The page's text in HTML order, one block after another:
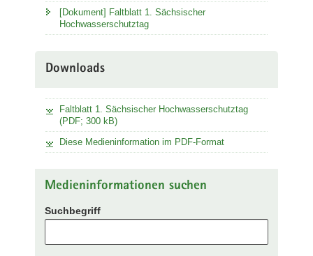
[Dokument] Faltblatt 1. Sächsischer
Hochwasserschutztag
Downloads
Faltblatt 1. Sächsischer Hochwasserschutztag
(PDF; 300 kB)
Diese Medieninformation im PDF-Format
Medieninformationen suchen
Suchbegriff